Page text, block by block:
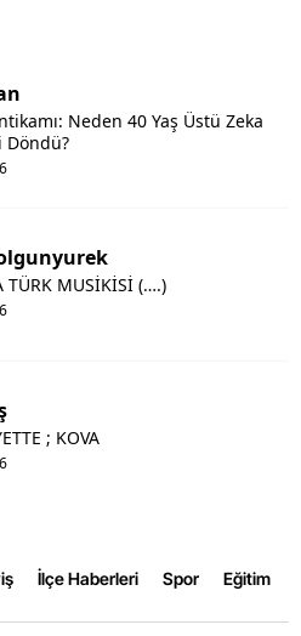
Yozgat
Bayburt
Ardahan
Neden 40 Yaş Üstü Zeka
Döndü?
HATIRALARLA TÜRK MUSİKİSİ (….)
; KOVA
İlçe Haberleri Spor Eğitim